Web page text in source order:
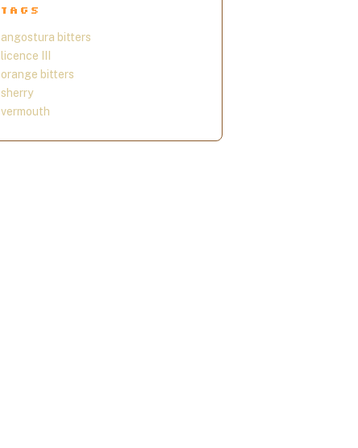
TAGS
angostura bitters
licence III
orange bitters
sherry
vermouth